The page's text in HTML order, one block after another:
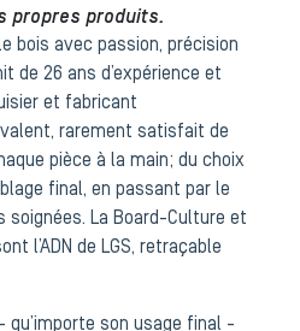
propres produits.
bois avec passion, précision
de 26 ans d’expérience et
et fabricant
rarement satisfait de
pièce à la main ; du choix
final, en passant par le
soignées. La Board-Culture et
l’ADN de LGS, retraçable
qu’importe son usage final -